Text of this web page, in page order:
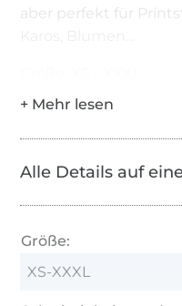
aber perfekt für
Alle Details auf
Größe:
XS-XXXL